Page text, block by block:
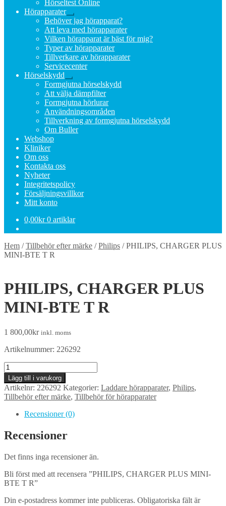
Hörseltest Online
Hörapparater
Expandera
undermeny
Behöver jag hörapparat?
Att leva med hörapparater
Vilken hörapparat är bäst för mig?
Typer av hörapparater
Tillverkare av hörapparater
Servicecenter
Hörselskydd
Expandera
undermeny
Formgjutna hörselskydd
Att välja dämpfilter
Formgjutna hörlurar
Användningsområden
Tillverkning av formgjutna hörselskydd
Om Buller
Webshop
Kliniker
Om oss
Kontakta oss
Nyheter
Integritetspolicy
Försäljningsvillkor
Mitt konto
0,00kr 0 artiklar
Hem /Tillbehör efter märke /Philips /PHILIPS, CHARGER PLUS
MINI-BTE T R
PHILIPS, CHARGER PLUS
MINI-BTE T R
1 800,00kr inkl. moms
Artikelnummer: 226292
PHILIPS,
CHARGER
PLUS
MINI-
BTE
mängd
Lägg till i varukorg
Artikelnr: 226292 Kategorier: Laddare hörapparater, Philips,
Tillbehör efter märke, Tillbehör för hörapparater
Recensioner (0)
Recensioner
Det finns inga recensioner än.
Bli först med att recensera ”PHILIPS, CHARGER PLUS MINI-
BTE T R”
Din e-postadress kommer inte publiceras. Obligatoriska fält är